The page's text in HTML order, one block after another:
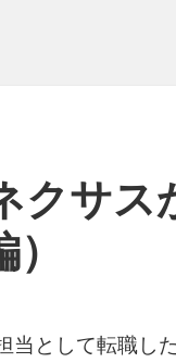
クサス
当として転職し